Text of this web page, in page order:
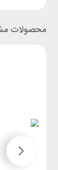
محصولات